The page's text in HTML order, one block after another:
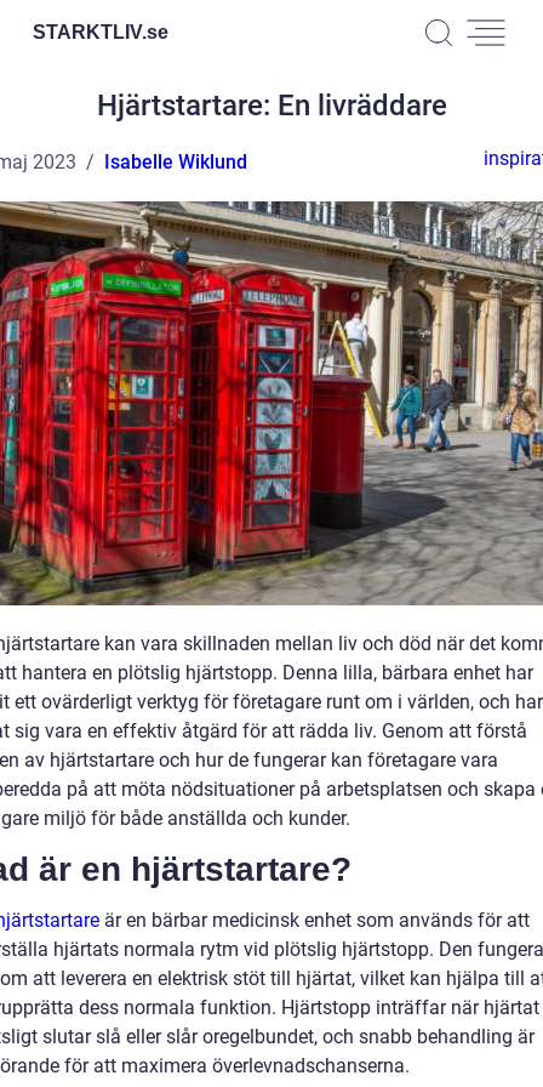
STARKTLIV.se
Hjärtstartare: En livräddare
2023 Isabelle Wiklund
kan vara skillnaden mellan liv och död när det
hantera en plötslig hjärtstopp. Denna lilla, bärbara enhet har
ett ovärderligt verktyg för företagare runt om i världen, och har
sig vara en effektiv åtgärd för att rädda liv. Genom att förstå
av hjärtstartare och hur de fungerar kan företagare vara
på att möta nödsituationer på arbetsplatsen och skapa
miljö för både anställda och kunder.
är en hjärtstartare?
är en bärbar medicinsk enhet som används för att
hjärtats normala rytm vid plötslig hjärtstopp. Den
att leverera en elektrisk stöt till hjärtat, vilket kan hjälpa till
dess normala funktion. Hjärtstopp inträffar när hjärtat
slutar slå eller slår oregelbundet, och snabb behandling är
för att maximera överlevnadschanserna.